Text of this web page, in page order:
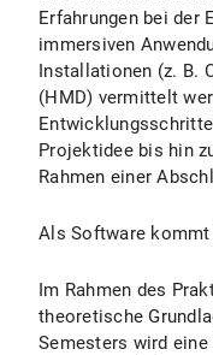
Erfahrungen bei der
immersiven
Installationen (z. B.
(HMD) vermittelt
Projektidee bis hin
Rahmen einer
Als Software kommt
Im Rahmen des
theoretische
Semesters wird